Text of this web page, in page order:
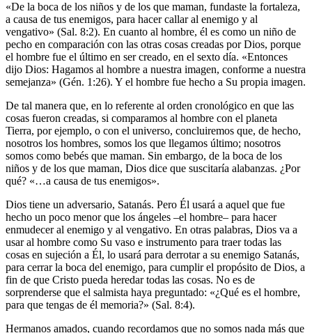
«De la boca de los niños y de los que maman, fundaste la fortaleza,
a causa de tus enemigos, para hacer callar al enemigo y al
vengativo» (Sal. 8:2). En cuanto al hombre, él es como un niño de
pecho en comparación con las otras cosas creadas por Dios, porque
el hombre fue el último en ser creado, en el sexto día. «Entonces
dijo Dios: Hagamos al hombre a nuestra imagen, conforme a nuestra
semejanza» (Gén. 1:26). Y el hombre fue hecho a Su propia imagen.
De tal manera que, en lo referente al orden cronológico en que las
cosas fueron creadas, si comparamos al hombre con el planeta
Tierra, por ejemplo, o con el universo, concluiremos que, de hecho,
nosotros los hombres, somos los que llegamos último; nosotros
somos como bebés que maman. Sin embargo, de la boca de los
niños y de los que maman, Dios dice que suscitaría alabanzas. ¿Por
qué? «…a causa de tus enemigos».
Dios tiene un adversario, Satanás. Pero Él usará a aquel que fue
hecho un poco menor que los ángeles –el hombre– para hacer
enmudecer al enemigo y al vengativo. En otras palabras, Dios va a
usar al hombre como Su vaso e instrumento para traer todas las
cosas en sujeción a Él, lo usará para derrotar a su enemigo Satanás,
para cerrar la boca del enemigo, para cumplir el propósito de Dios, a
fin de que Cristo pueda heredar todas las cosas. No es de
sorprenderse que el salmista haya preguntado: «¿Qué es el hombre,
para que tengas de él memoria?» (Sal. 8:4).
Hermanos amados, cuando recordamos que no somos nada más que